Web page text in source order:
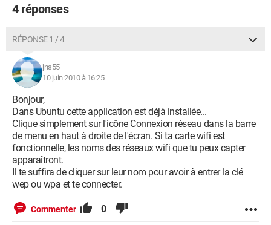
4 réponses
RÉPONSE 1 / 4
jns55
10 juin 2010 à 16:25
Bonjour,
Dans Ubuntu cette application est déjà installée...
Clique simplement sur l'icône Connexion réseau dans la barre
de menu en haut à droite de l'écran. Si ta carte wifi est
fonctionnelle, les noms des réseaux wifi que tu peux capter
apparaîtront.
Il te suffira de cliquer sur leur nom pour avoir à entrer la clé
wep ou wpa et te connecter.
Commenter 0